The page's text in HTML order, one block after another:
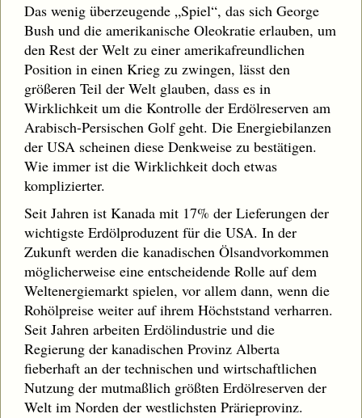
Das wenig überzeugende „Spiel“, das sich George
Bush und die amerikanische Oleokratie erlauben, um
den Rest der Welt zu einer amerikafreundlichen
Position in einen Krieg zu zwingen, lässt den
größeren Teil der Welt glauben, dass es in
Wirklichkeit um die Kontrolle der Erdölreserven am
Arabisch-Persischen Golf geht. Die Energiebilanzen
der USA scheinen diese Denkweise zu bestätigen.
Wie immer ist die Wirklichkeit doch etwas
komplizierter.
Seit Jahren ist Kanada mit 17% der Lieferungen der
wichtigste Erdölproduzent für die USA. In der
Zukunft werden die kanadischen Ölsandvorkommen
möglicherweise eine entscheidende Rolle auf dem
Weltenergiemarkt spielen, vor allem dann, wenn die
Rohölpreise weiter auf ihrem Höchststand verharren.
Seit Jahren arbeiten Erdölindustrie und die
Regierung der kanadischen Provinz Alberta
fieberhaft an der technischen und wirtschaftlichen
Nutzung der mutmaßlich größten Erdölreserven der
Welt im Norden der westlichsten Prärieprovinz.